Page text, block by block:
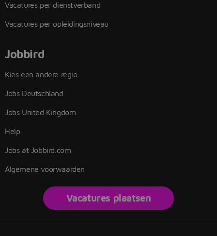
Vacatures per dienstverband
Vacatures per opleidingsniveau
Jobbird
Kies een andere regio
Jobs Deutschland
Jobs United Kingdom
Help
Jobs at Jobbird.com
Algemene voorwaarden
Vacatures plaatsen